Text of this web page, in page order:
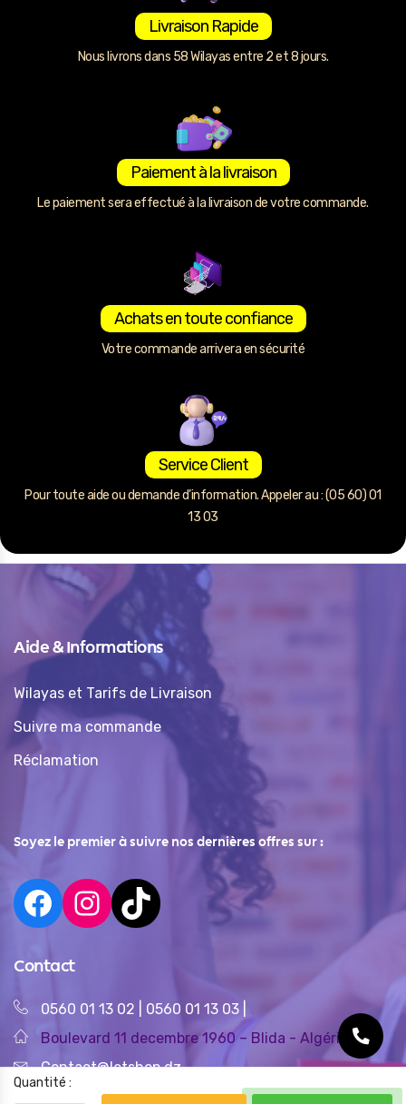
Quantité :
Livraison Rapide
Nous livrons dans 58 Wilayas entre 2 et 8 jours.
Paiement à la livraison
Le paiement sera effectué à la livraison de votre commande.
Achats en toute confiance
Votre commande arrivera en sécurité
Service Client
Pour toute aide ou demande d’information. Appeler au : (05 60) 01
13 03
Aide & Informations
Wilayas et Tarifs de Livraison
Suivre ma commande
Réclamation
Soyez le premier à suivre nos dernières offres sur :
Contact
0560 01 13 02 0560 01 13 03
Boulevard 11 decembre 1960 – Blida - Algérie
Contact@letshop.dz